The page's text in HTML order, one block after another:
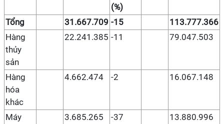
(%)
Tổng 31.667.709 -15
113.777.366
Hàng
thủy
sản
22.241.385 -11 79.047.503
Hàng
hóa
khác
4.662.474 -2 16.067.148
Máy
3.685.265 -37 13.880.996